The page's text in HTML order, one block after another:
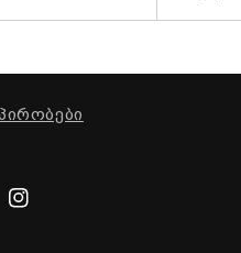
ინსტაგრამი